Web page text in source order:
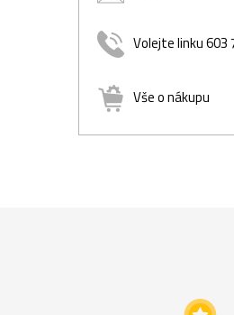
Volejte linku 603
Vše o nákupu